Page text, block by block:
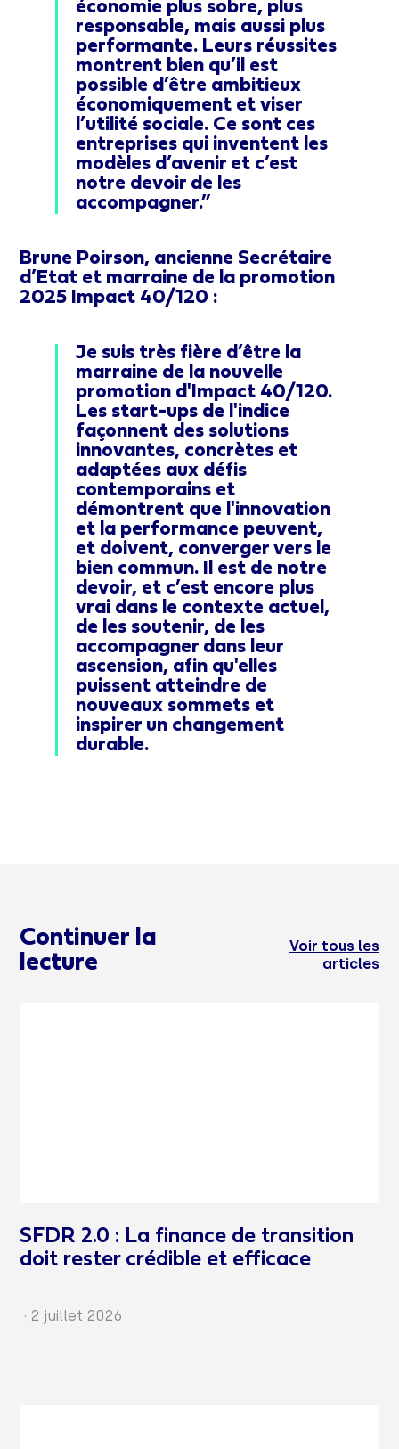
économie plus sobre, plus
responsable, mais aussi plus
performante. Leurs réussites
montrent bien qu’il est
possible d’être ambitieux
économiquement et viser
l’utilité sociale. Ce sont ces
entreprises qui inventent les
modèles d’avenir et c’est
notre devoir de les
accompagner.”
Brune Poirson, ancienne Secrétaire
d’Etat et marraine de la promotion
2025 Impact 40/120 :
Je suis très fière d’être la
marraine de la nouvelle
promotion d'Impact 40/120.
Les start-ups de l'indice
façonnent des solutions
innovantes, concrètes et
adaptées aux défis
contemporains et
démontrent que l'innovation
et la performance peuvent,
et doivent, converger vers le
bien commun. Il est de notre
devoir, et c’est encore plus
vrai dans le contexte actuel,
de les soutenir, de les
accompagner dans leur
ascension, afin qu'elles
puissent atteindre de
nouveaux sommets et
inspirer un changement
durable.
Continuer la
lecture
Voir tous les
articles
SFDR 2.0 : La finance de transition
doit rester crédible et efficace
· 2 juillet 2026